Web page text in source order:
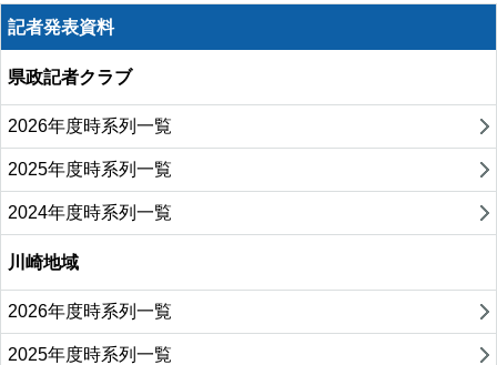
記者発表資料
県政記者クラブ
2026年度時系列一覧
2025年度時系列一覧
2024年度時系列一覧
川崎地域
2026年度時系列一覧
2025年度時系列一覧